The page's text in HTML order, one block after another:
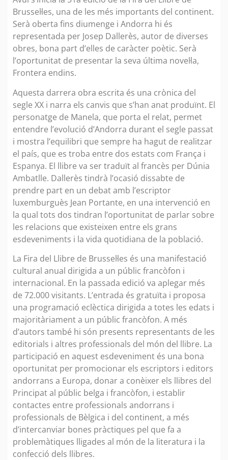
Brussel·les, una de les més importants del continent.
Serà oberta fins diumenge i Andorra hi és
representada per Josep Dallerès, autor de diverses
obres, bona part d’elles de caràcter poètic. Serà
l’oportunitat de presentar la seva última novel·la,
Frontera endins.
Aquesta darrera obra escrita és una crònica del
segle XX i narra els canvis que s’han anat produïnt. El
personatge de Manela, que porta el relat, permet
entendre l’evolució d’Andorra durant el segle passat
i mostra l’equilibri que sempre ha hagut de realitzar
el país, que es troba entre dos estats com França i
Espanya. El llibre va ser traduït al francès per Dúnia
Ambatlle. Dallerès tindrà l’ocasió dissabte de
prendre part en un debat amb l’escriptor
luxemburguès Jean Portante, en una intervenció en
la qual tots dos tindran l’oportunitat de parlar sobre
les relacions que existeixen entre els grans
esdeveniments i la vida quotidiana de la població.
La Fira del Llibre de Brussel·les és una manifestació
cultural anual dirigida a un públic francòfon i
internacional. En la passada edició va aplegar més
de 72.000 visitants. L’entrada és gratuïta i proposa
una programació eclèctica dirigida a totes les edats i
majoritàriament a un públic francòfon. A més
d’autors també hi són presents representants de les
editorials i altres professionals del món del llibre. La
participació en aquest esdeveniment és una bona
oportunitat per promocionar els escriptors i editors
andorrans a Europa, donar a conèixer els llibres del
Principat al públic belga i francòfon, i establir
contactes entre professionals andorrans i
professionals de Bèlgica i del continent, a més
d’intercanviar bones pràctiques pel que fa a
problemàtiques lligades al món de la literatura i la
confecció dels llibres.